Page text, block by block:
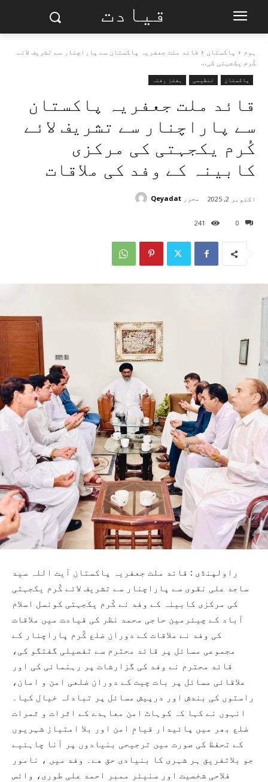
قیادت
ہوم پاکستان
قائد ملت جعفریہ پاکستان سے پاراچنار سے تشریف لائے
کُرم یکجہتی کی...
پاکستان تنظیمی ہفتۂِ رفتہ
قائد ملت جعفریہ پاکستان
سے پاراچنار سے تشریف لائے
کُرم یکجہتی کی مرکزی
کابینہ کے وفد کی ملاقات
0
241
اکتوبر 2, 2025 محرر Qeyadat
راولپنڈی : قائد ملت جعفریہ پاکستان آیت اللہ سید
ساجد علی نقوی سے پاراچنار سے تشریف لائے کُرم یکجہتی
کی مرکزی کابینہ کے وفد نے کُرم یکجہتی کونسل اسلام
آباد کے چیئرمین حاجی محمد نظر کی قیادت میں ملاقات
کی وفد نے ملاقات کے دوران ضلع کُرم پاراچنار کے
مجموعی مسائل پر قائد محترم سے تفصیلی گفتگو کی،
قائد محترم نے وفد کی گزارشات پر رہنمائی کی اور
علاقائی مسائل پر بات چیت کے دوران ضلعی امن و امان،
راستوں کی بندش اور درپیش مسائل پر تبادلہ خیال کیا۔
انہوں نے کہا کہ کوہاٹ امن معاہدے کے اثرات و ثمرات
ضلع بھر میں پائیدار قیامِ امن اور بلا امتیاز شہریوں
کے تحفظ کی صورت میں ترجیحی بنیادوں پر آنا چاہئیے
جو بلاتفریق ہر شہری کا بنیادی حق ھے۔ وفد میں ، نامور
فلاحی شخصیت اور سنیئر ممبر احمد علی طوری، وائس